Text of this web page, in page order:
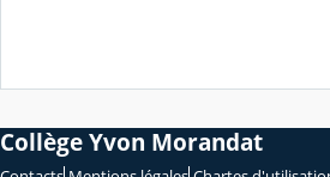
Collège Yvon Morandat